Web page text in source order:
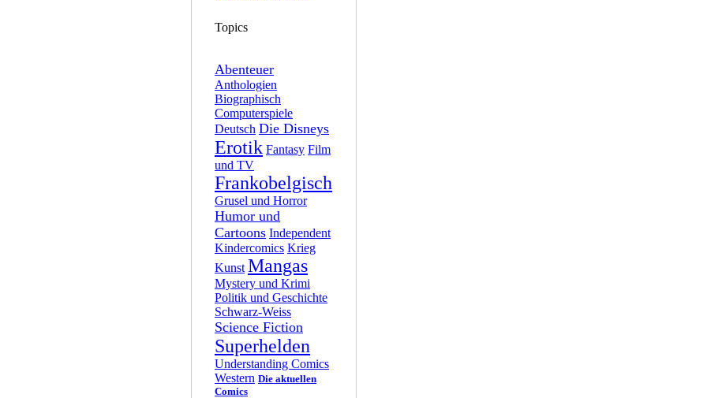
Topics
Abenteuer
Anthologien
Biographisch
Computerspiele
Deutsch Die Disneys
Erotik Fantasy Film
und TV
Frankobelgisch
Grusel und Horror
Humor und
Cartoons Independent
Kindercomics Krieg
Kunst Mangas
Mystery und Krimi
Politik und Geschichte
Schwarz-Weiss
Science Fiction
Superhelden
Understanding Comics
Western Die aktuellen
Comics